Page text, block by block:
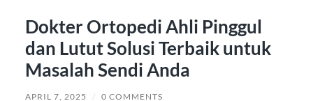
Dokter Ortopedi Ahli Pinggul
dan Lutut Solusi Terbaik untuk
Masalah Sendi Anda
APRIL 7, 2025 / 0 COMMENTS